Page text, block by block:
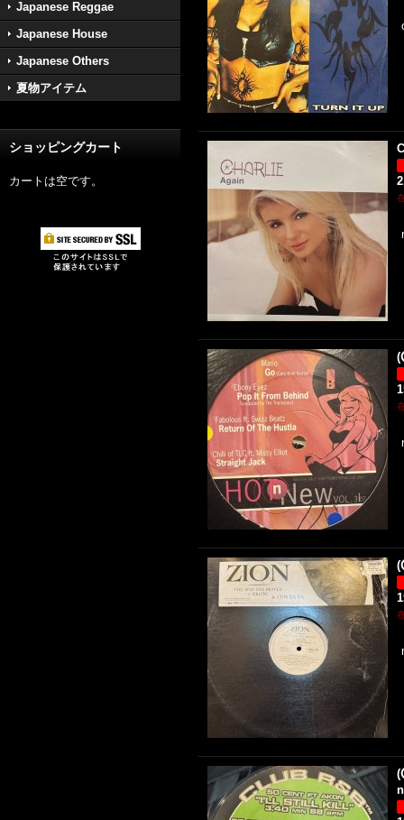
Japanese Reggae
Japanese House
Japanese Others
夏物アイテム
ショッピングカート
カートは空です。